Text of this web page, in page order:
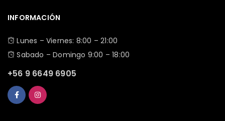
INFORMACIÓN
Lunes – Viernes: 8:00 – 21:00
Sabado – Domingo 9:00 – 18:00
+56 9 6649 6905